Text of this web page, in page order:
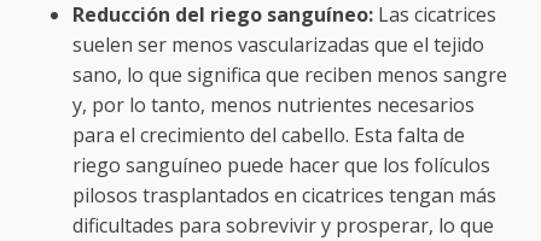
Reducción del riego sanguíneo: Las cicatrices
suelen ser menos vascularizadas que el tejido
sano, lo que significa que reciben menos sangre
y, por lo tanto, menos nutrientes necesarios
para el crecimiento del cabello. Esta falta de
riego sanguíneo puede hacer que los folículos
pilosos trasplantados en cicatrices tengan más
dificultades para sobrevivir y prosperar, lo que